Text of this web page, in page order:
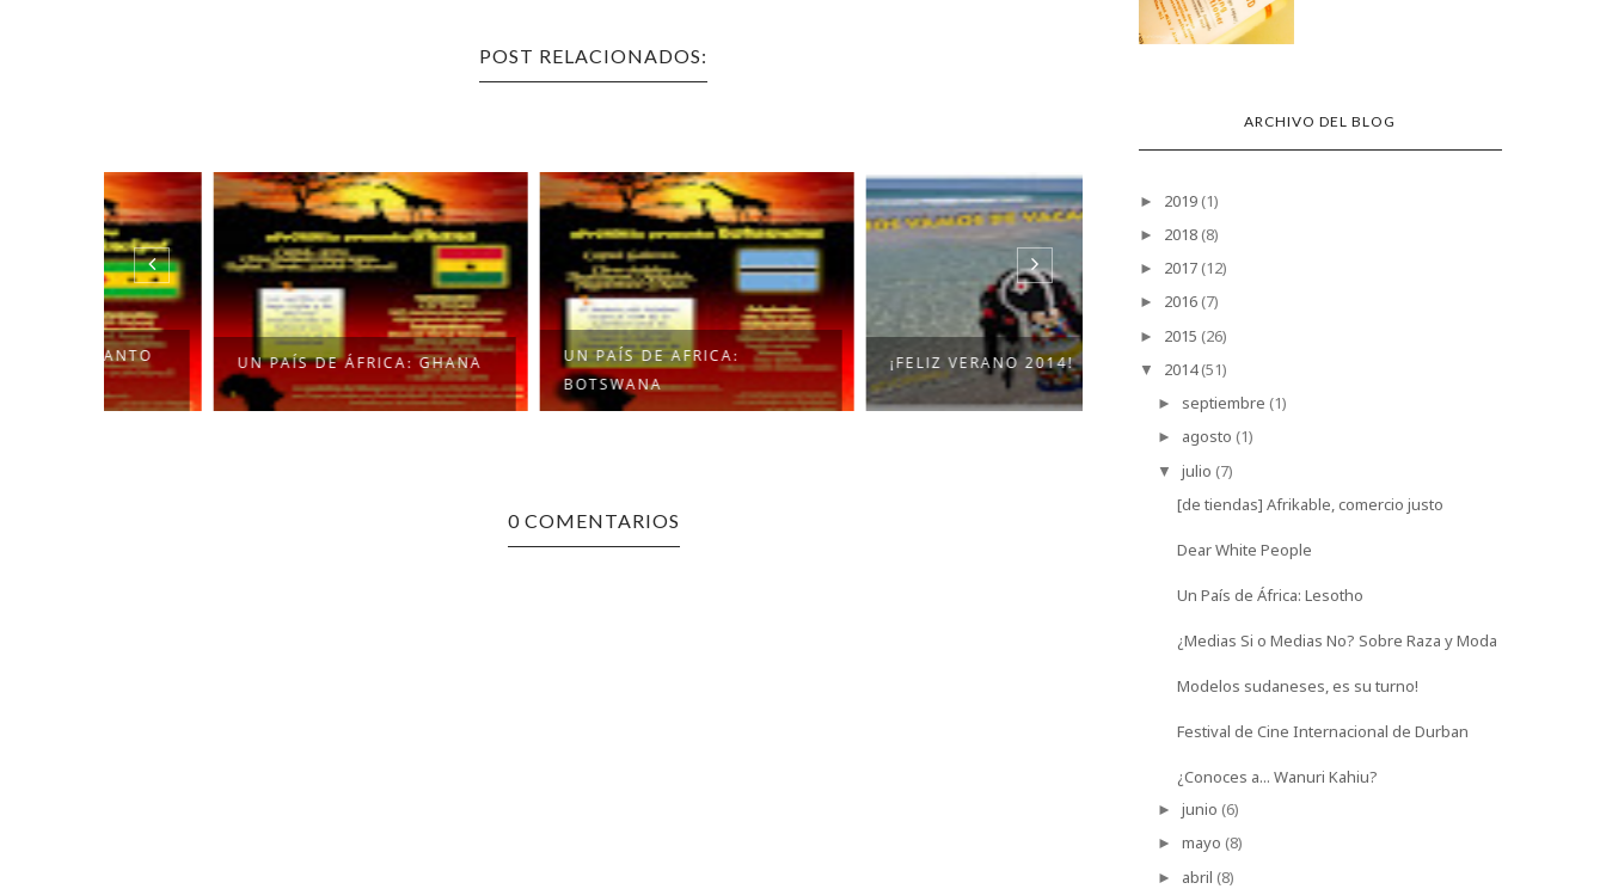
POST RELACIONADOS:
UN PAÍS DE ÁFRICA: GHANA
UN PAÍS DE AFRICA:
BOTSWANA
¡FELIZ VERANO 2014!
PARA EL MERCAD...
0 COMENTARIOS
ARCHIVO DEL BLOG
► 2019 (1)
► 2018 (8)
► 2017 (12)
► 2016 (7)
► 2015 (26)
▼ 2014 (51)
► septiembre (1)
► agosto (1)
▼ julio (7)
[de tiendas] Afrikable, comercio justo
Dear White People
Un País de África: Lesotho
¿Medias Si o Medias No? Sobre Raza y Moda
Modelos sudaneses, es su turno!
Festival de Cine Internacional de Durban
¿Conoces a... Wanuri Kahiu?
►junio (6)
►mayo (8)
► abril (8)